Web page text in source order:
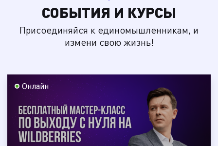
СОБЫТИЯ И КУРСЫ
Присоединяйся к единомышленникам, и
измени свою жизнь!
Онлайн